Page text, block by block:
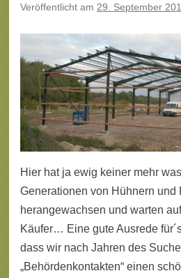
Veröffentlicht am 29. September
Hier hat ja ewig keiner mehr
Generationen von Hühnern und
herangewachsen und warten
Käufer… Eine gute Ausrede
dass wir nach Jahren des
„Behördenkontakten“ einen